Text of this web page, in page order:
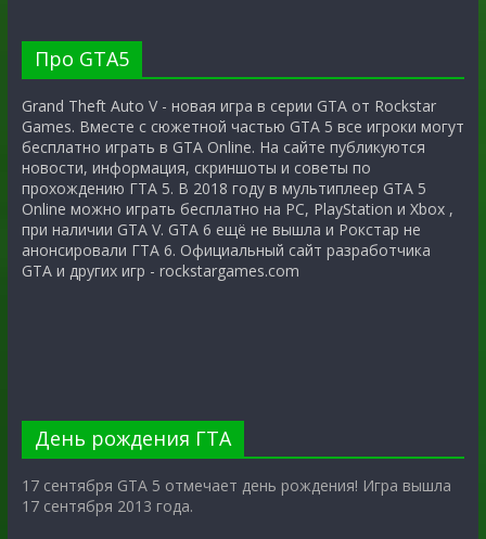
Про GTA5
Grand Theft Auto V - новая игра в серии GTA от Rockstar
Games. Вместе с сюжетной частью GTA 5 все игроки могут
бесплатно играть в GTA Online. На сайте публикуются
новости, информация, скриншоты и советы по
прохождению ГТА 5. В 2018 году в мультиплеер GTA 5
Online можно играть бесплатно на PC, PlayStation и Xbox ,
при наличии GTA V. GTA 6 ещё не вышла и Рокстар не
анонсировали ГТА 6. Официальный сайт разработчика
GTA и других игр - rockstargames.com
День рождения ГТА
17 сентября GTA 5 отмечает день рождения! Игра вышла
17 сентября 2013 года.